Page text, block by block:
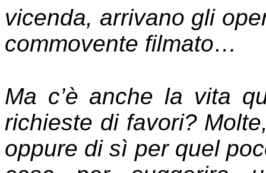
vicenda, arrivano gli
commovente filmato…
Ma c’è anche la vita
richieste di favori?
oppure di sì per quel